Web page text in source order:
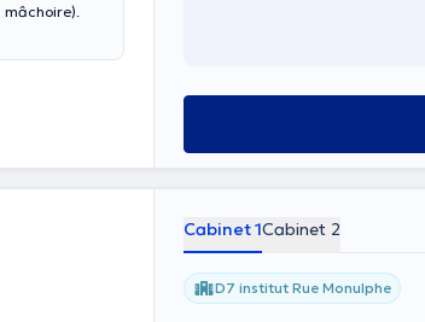
mâchoire).
Cabinet 1Cabinet 2
D7 institut Rue Monulphe